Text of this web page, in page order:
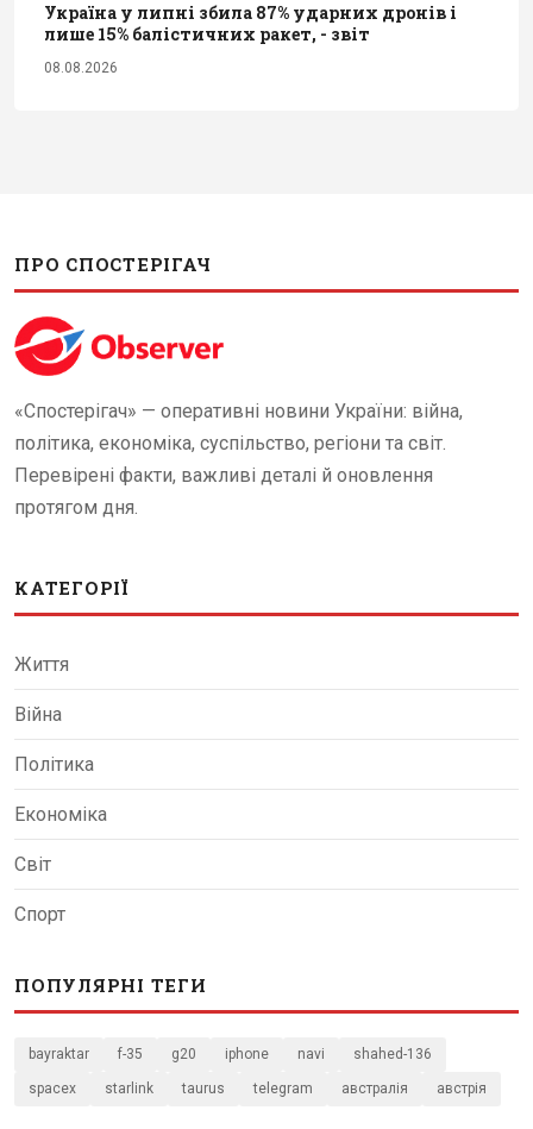
Україна у липні збила 87% ударних дронів і
лише 15% балістичних ракет, - звіт
08.08.2026
ПРО СПОСТЕРІГАЧ
«Спостерігач» — оперативні новини України: війна,
політика, економіка, суспільство, регіони та світ.
Перевірені факти, важливі деталі й оновлення
протягом дня.
КАТЕГОРІЇ
Життя
Війна
Політика
Економіка
Світ
Спорт
ПОПУЛЯРНІ ТЕГИ
bayraktar f-35 g20 iphone navi shahed-136
spacex starlink taurus telegram австралія австрія